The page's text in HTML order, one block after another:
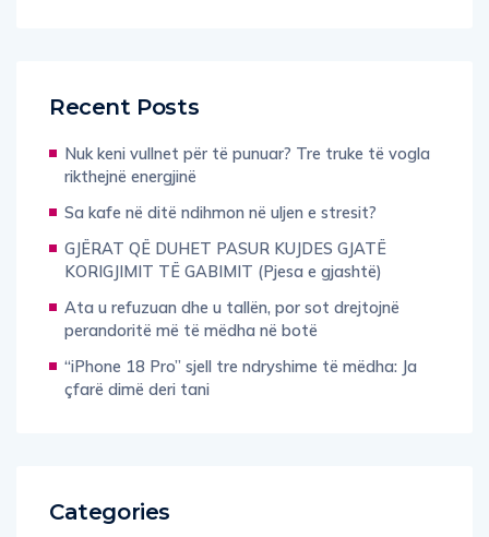
Recent Posts
Nuk keni vullnet për të punuar? Tre truke të vogla
rikthejnë energjinë
Sa kafe në ditë ndihmon në uljen e stresit?
GJËRAT QË DUHET PASUR KUJDES GJATË
KORIGJIMIT TË GABIMIT (Pjesa e gjashtë)
Ata u refuzuan dhe u tallën, por sot drejtojnë
perandoritë më të mëdha në botë
“iPhone 18 Pro” sjell tre ndryshime të mëdha: Ja
çfarë dimë deri tani
Categories